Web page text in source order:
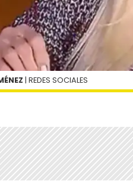
| REDES SOCIALES